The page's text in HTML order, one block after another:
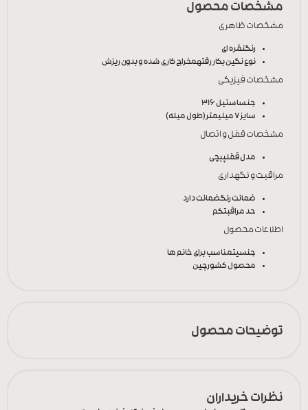
مشخصات محصول
مشخصات ظاهری
رنگنقره ای
نوع نگین بکار رفتهمخراج کاری شده و بدون ریزش
مشخصات فیزیکی
جنساستیل 316
سایز7 میلیمتر(طول میله)
مشخصات قفل و اتصال
مدل قفلپیچی
مراقبت و نگهداری
ضمانت رنگضمانت دارد
حد مراقبتکم
اطلاعات محصول
جنسیتمناسب برای خانم ها
محصول کشورچین
توضیحات محصول
نظرات خریداران